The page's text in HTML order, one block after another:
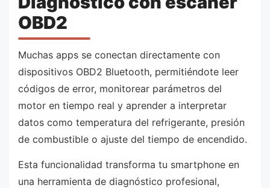
OBD2
Muchas apps se conectan directamente con
dispositivos OBD2 Bluetooth, permitiéndote leer
códigos de error, monitorear parámetros del
motor en tiempo real y aprender a interpretar
datos como temperatura del refrigerante, presión
de combustible o ajuste del tiempo de encendido.
Esta funcionalidad transforma tu smartphone en
una herramienta de diagnóstico profesional,